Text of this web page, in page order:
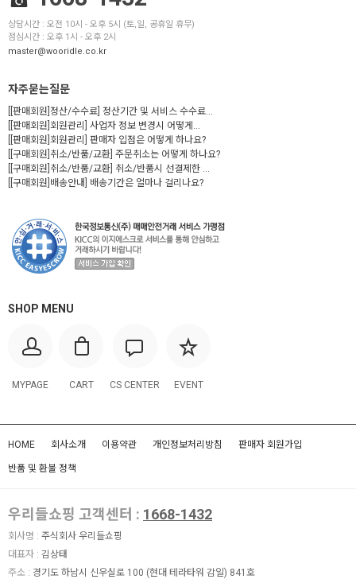
상담시간 : 오전 10시 - 오후 5시 (토,일, 공휴일 휴무)
점심시간 : 오후 1시 - 오후 2시
master@wooridle.co.kr
자주묻는질문
[[판매회원]정산/수수료] 정산기간 및 서비스 수수료...
[[판매회원]회원관리] 사업자 정보 변경시 어떻게...
[[판매회원]회원관리] 판매자 입점은 어떻게 하나요?
[[구매회원]취소/반품/교환] 주문취소는 어떻게 하나요?
[[구매회원]취소/반품/교환] 취소/반품시 선결제한 ...
[[구매회원]배송안내] 배송기간은 얼마나 걸리나요?
SHOP MENU
MYPAGE CART CS CENTER EVENT
HOME 회사소개 이용약관 개인정보처리방침 판매자 회원가입
반품 및 환불 정책
우리들쇼핑 고객센터 : 1668-1432
회사명 : 주식회사 우리들쇼핑
대표자 : 김상태
주소 : 경기도 하남시 신우실로 100 (현대 테라타워 감일) 841호